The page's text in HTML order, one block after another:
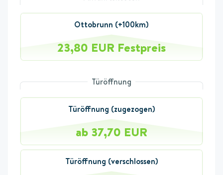
Ottobrunn (+100km)
23,80 EUR Festpreis
Türöffnung
Türöffnung (zugezogen)
ab 37,70 EUR
Türöffnung (verschlossen)